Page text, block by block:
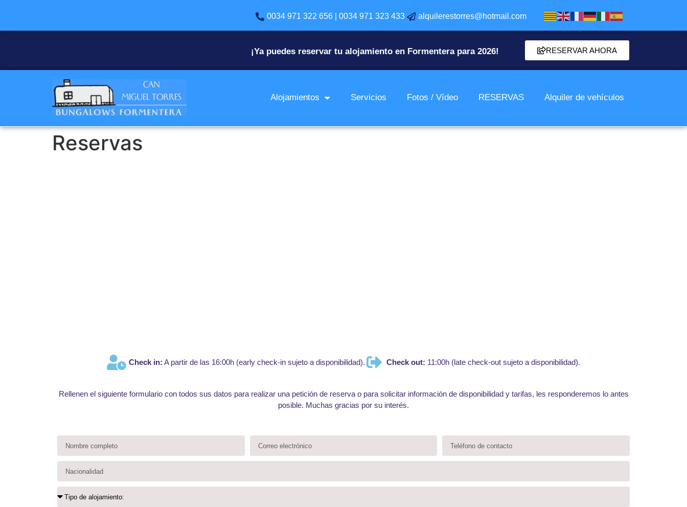
0034 971 322 656 | 0034 971 323 433 alquilerestorres@hotmail.com
¡Ya puedes reservar tu alojamiento en Formentera para 2026! RESERVAR AHORA
Alojamientos Servicios Fotos / Vídeo RESERVAS Alquiler de vehículos
Reservas
Check in: A partir de las 16:00h (early check-in sujeto a disponibilidad). Check out: 11:00h (late check-out sujeto a disponibilidad).
Rellenen el siguiente formulario con todos sus datos para realizar una petición de reserva o para solicitar información de disponibilidad y tarifas, les responderemos lo antes
posible. Muchas gracias por su interés.